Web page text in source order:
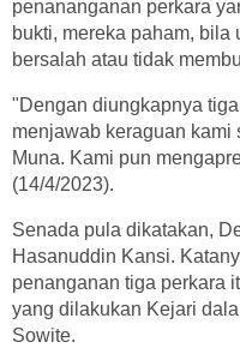
penananganan perkara
bukti, mereka paham, bila
bersalah atau tidak
"Dengan diungkapnya
menjawab keraguan
Muna. Kami pun
(14/4/2023).
Senada pula dikatakan,
Hasanuddin Kansi.
penanganan tiga perkara
yang dilakukan Kejari
Sowite.